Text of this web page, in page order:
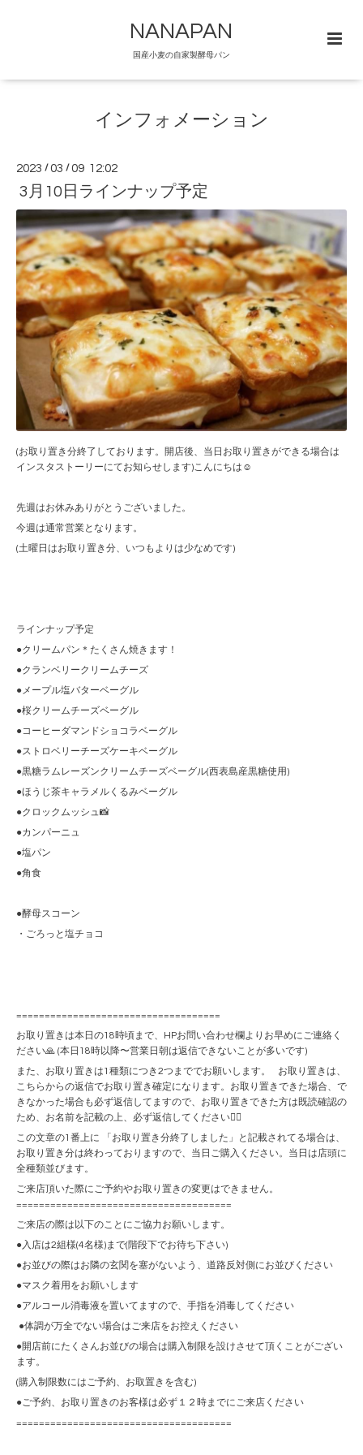
NANAPAN
国産小麦の自家製酵母パン
インフォメーション
2023 /03 /09 12:02
3月10日ラインナップ予定
(お取り置き分終了しております。開店後、当日お取り置きができる場合は
インスタストーリーにてお知らせします)こんにちは☺︎
先週はお休みありがとうございました。
今週は通常営業となります。
(土曜日はお取り置き分、いつもよりは少なめです)
ラインナップ予定
●クリームパン＊たくさん焼きます！
●クランベリークリームチーズ
●メープル塩バターベーグル
●桜クリームチーズベーグル
●コーヒーダマンドショコラベーグル
●ストロベリーチーズケーキベーグル
●黒糖ラムレーズンクリームチーズベーグル(西表島産黒糖使用)
●ほうじ茶キャラメルくるみベーグル
●クロックムッシュ📸
●カンパーニュ
●塩パン
●角食
●酵母スコーン
・ごろっと塩チョコ
====================================
お取り置きは本日の18時頃まで、HPお問い合わせ欄よりお早めにご連絡く
ださい🙏 (本日18時以降〜営業日朝は返信できないことが多いです)
また、お取り置きは1種類につき2つまででお願いします。 お取り置きは、
こちらからの返信でお取り置き確定になります。お取り置きできた場合、で
きなかった場合も必ず返信してますので、お取り置きできた方は既読確認の
ため、お名前を記載の上、必ず返信してください🙇‍♀️
この文章の1番上に 「お取り置き分終了しました」と記載されてる場合は、
お取り置き分は終わっておりますので、当日ご購入ください。当日は店頭に
全種類並びます。
ご来店頂いた際にご予約やお取り置きの変更はできません。
======================================
ご来店の際は以下のことにご協力お願いします。
●入店は2組様(4名様)まで(階段下でお待ち下さい)
●お並びの際はお隣の玄関を塞がないよう、道路反対側にお並びください
●マスク着用をお願いします
●アルコール消毒液を置いてますので、手指を消毒してください
●体調が万全でない場合はご来店をお控えください
●開店前にたくさんお並びの場合は購入制限を設けさせて頂くことがござい
ます。
(購入制限数にはご予約、お取置きを含む)
●ご予約、お取り置きのお客様は必ず１２時までにご来店ください
======================================